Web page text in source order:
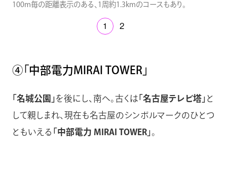
100m毎の距離表示のある、1周約1.3kmのコースもあり。
1 2
④「中部電力MIRAI TOWER」
「名城公園」 を後にし、南へ。古くは「名古屋テレビ塔」 と
して親しまれ、現在も名古屋のシンボルマークのひとつ
ともいえる 「中部電力 MIRAI TOWER」 。